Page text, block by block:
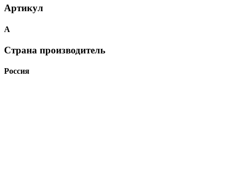
Артикул
А
Страна производитель
Россия